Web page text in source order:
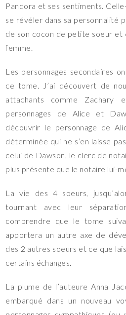
Pandora et ses sentiments.
se révéler dans sa personnalité
de son cocon de petite soeur et
femme.
Les personnages secondaires
ce tome. J’ai découvert de
attachants comme Zachary
personnages de Alice et
découvrir le personnage de
déterminée qui ne s’en laisse
celui de Dawson, le clerc de
plus présente que le notaire lui-
La vie des 4 soeurs,
tournant avec leur
comprendre que le tome
apportera un autre axe de
des 2 autres soeurs et ce que
certains échanges.
La plume de l’auteure Anna
embarqué dans un nouveau